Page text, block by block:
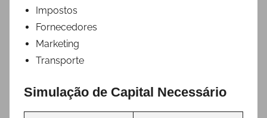
Impostos
Fornecedores
Marketing
Transporte
Simulação de Capital Necessário